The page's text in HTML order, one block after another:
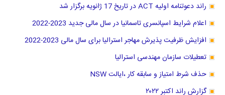
راند دعوتنامه اولیه ACT در تاریخ 17 ژانویه برگزار شد
اعلام شرایط اسپانسری تاسمانیا در سال مالی جدید 2023-2022
افزایش ظرفیت پذیرش مهاجر استرالیا برای سال مالی 2023-2022
تعطیلات سازمان مهندسی استرالیا
حذف شرط امتیاز و سابقه کار ،ایالت NSW
گزارش راند اکتبر ۲۰۲۲